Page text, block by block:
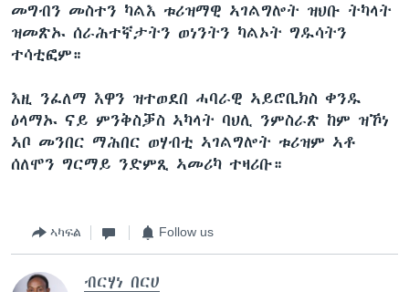
መግብን መስተን ካልእ ቱሪዝማዊ ኣገልግሎት ዝህቡ ትካላት
ዝመጽኡ ሰራሕተኛታትን ወነንትን ካልኦት ግዱሳትን
ተሳቲፎም።
እዚ ንፈለማ እዋን ዝተወደበ ሓባራዊ ኣይሮቢክስ ቀንዱ
ዕላማኡ ናይ ምንቅስቓስ ኣካላት ባህሊ ንምስራጽ ከም ዝኾነ
ኣቦ መንበር ማሕበር ወሃብቲ ኣገልግሎት ቱሪዝም ኣቶ
ሰለሞን ግርማይ ንድምጺ ኣመሪካ ተዛሪቡ።
ኣካፍል Follow us
ብርሃነ በርሀ